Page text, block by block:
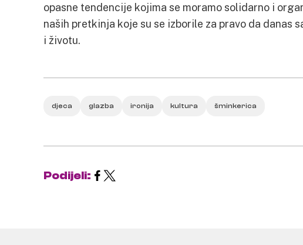
opasne tendencije kojima se moramo solidarno i
naših pretkinja koje su se izborile za pravo da danas
i životu.
djeca glazba ironija kultura šminkerica
Podijeli: